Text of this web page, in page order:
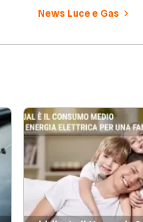
News Luce e Gas